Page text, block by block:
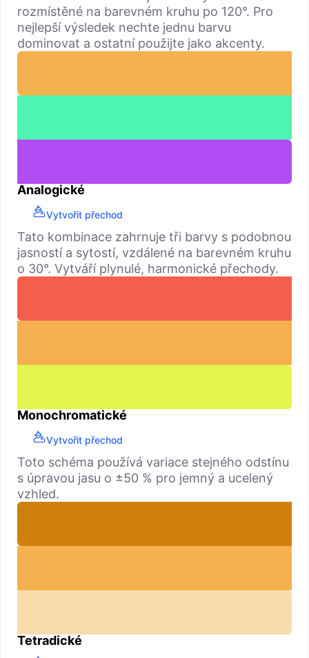
rozmístěné na barevném kruhu po 120°. Pro
nejlepší výsledek nechte jednu barvu
dominovat a ostatní použijte jako akcenty.
Analogické
Vytvořit přechod
Tato kombinace zahrnuje tři barvy s podobnou
jasností a sytostí, vzdálené na barevném kruhu
o 30°. Vytváří plynulé, harmonické přechody.
Monochromatické
Vytvořit přechod
Toto schéma používá variace stejného odstínu
s úpravou jasu o ±50 % pro jemný a ucelený
vzhled.
Tetradické